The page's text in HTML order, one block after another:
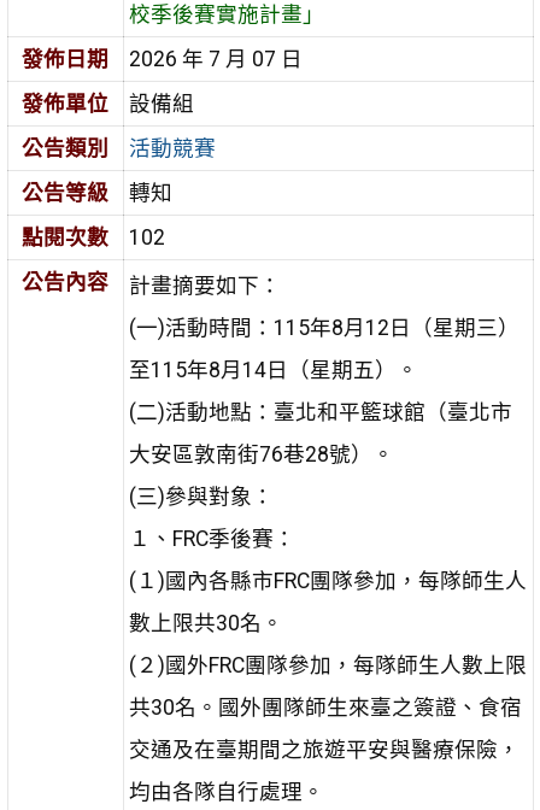
校季後賽實施計畫」
發佈日期
2026 年 7 月 07 日
發佈單位
設備組
公告類別
活動競賽
公告等級
轉知
點閱次數
102
公告內容
計畫摘要如下：
(一)活動時間：115年8月12日（星期三）
至115年8月14日（星期五）。
(二)活動地點：臺北和平籃球館（臺北市
大安區敦南街76巷28號）。
(三)參與對象：
１、FRC季後賽：
(１)國內各縣市FRC團隊參加，每隊師生人
數上限共30名。
(２)國外FRC團隊參加，每隊師生人數上限
共30名。國外團隊師生來臺之簽證、食宿
交通及在臺期間之旅遊平安與醫療保險，
均由各隊自行處理。